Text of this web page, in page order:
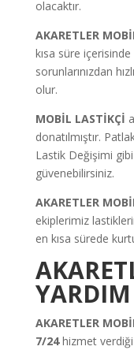
olacaktır.
AKARETLER
kısa süre
sorunlarınızdan
olur.
MOBİL LASTİKÇİ
donatılmıştır.
Lastik Değişimi
güvenebilirsiniz.
AKARETLER
ekiplerimiz
en kısa sürede
AKARETLER
7/24hizmet verdiği